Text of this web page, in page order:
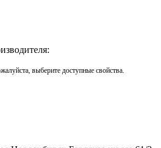
выберите доступные свойства.